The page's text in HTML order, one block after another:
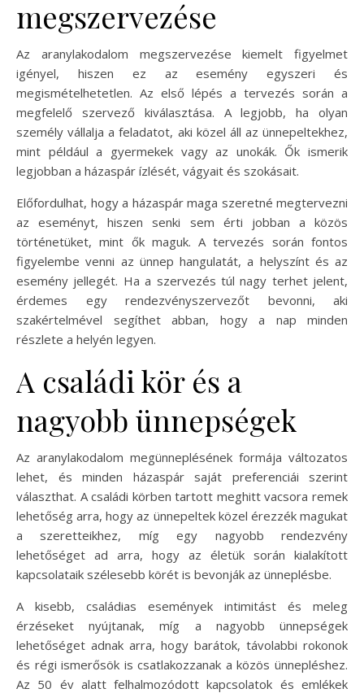
megszervezése
Az aranylakodalom megszervezése kiemelt figyelmet
igényel, hiszen ez az esemény egyszeri és
megismételhetetlen. Az első lépés a tervezés során a
megfelelő szervező kiválasztása. A legjobb, ha olyan
személy vállalja a feladatot, aki közel áll az ünnepeltekhez,
mint például a gyermekek vagy az unokák. Ők ismerik
legjobban a házaspár ízlését, vágyait és szokásait.
Előfordulhat, hogy a házaspár maga szeretné megtervezni
az eseményt, hiszen senki sem érti jobban a közös
történetüket, mint ők maguk. A tervezés során fontos
figyelembe venni az ünnep hangulatát, a helyszínt és az
esemény jellegét. Ha a szervezés túl nagy terhet jelent,
érdemes egy rendezvényszervezőt bevonni, aki
szakértelmével segíthet abban, hogy a nap minden
részlete a helyén legyen.
A családi kör és a
nagyobb ünnepségek
Az aranylakodalom megünneplésének formája változatos
lehet, és minden házaspár saját preferenciái szerint
választhat. A családi körben tartott meghitt vacsora remek
lehetőség arra, hogy az ünnepeltek közel érezzék magukat
a szeretteikhez, míg egy nagyobb rendezvény
lehetőséget ad arra, hogy az életük során kialakított
kapcsolataik szélesebb körét is bevonják az ünneplésbe.
A kisebb, családias események intimitást és meleg
érzéseket nyújtanak, míg a nagyobb ünnepségek
lehetőséget adnak arra, hogy barátok, távolabbi rokonok
és régi ismerősök is csatlakozzanak a közös ünnepléshez.
Az 50 év alatt felhalmozódott kapcsolatok és emlékek